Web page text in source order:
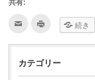
共有:
ク
て
友
ク
て
印
続き
カテゴリー